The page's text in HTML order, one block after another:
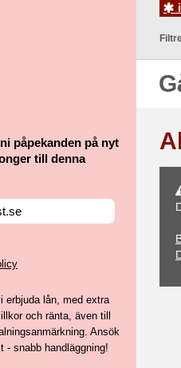
påpekanden på nyt
till denna
erbjuda lån, med extra
och ränta, även till
Ansök
- snabb handläggning!